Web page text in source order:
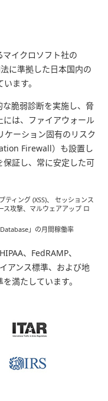
マイクロソフト社の
に準拠した日本国内の
ます。
脆弱診断を実施し、脅
には、ファイアウォール
ケーション固有のリスク
Firewall）も設置し
保証し、常に安定した可
ィング (XSS)、 セッションス
ス攻撃、マルウェアアップ ロ
」の月間稼働率
、FedRAMP、
アンス標準、および地
満たしています。